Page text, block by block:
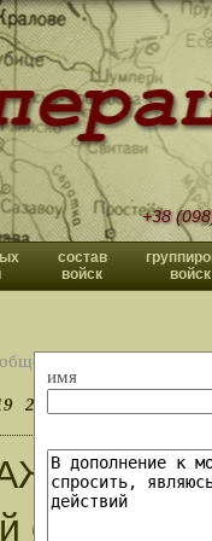
+38
состав
войск
войск
имя
20
отец